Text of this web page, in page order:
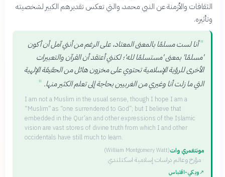
الثقافات والأزمنة عن النبي محمد، والتي تعكس تقديرهم الكبير لشخصيته
وتأثيره.
" أنا لست مسلمًا بالمعنى المعتاد، على الرغم من أنني آمل أن أكون
'مسلمًا' بمعنى 'مستسلمًا لله'؛ لكنني أعتقد أن القرآن والتعبيرات
الأخرى للرؤية الإسلامية تحتوي على مخزون هائل من الحقيقة الإلهية
التي ما زلت أنا وغيري من الغربيين بحاجة إلى تعلم الكثير منها. "
I am not a Muslim in the usual sense, though I hope I am a
“Muslim” as “one surrendered to God”; but I believe that
embedded in the Qur’an and other expressions of the Islamic
vision are vast stores of divine truth from which I and other
occidentals have still much to learn.
مونتغمري وات
(William Montgomery Watt)
· مؤرخ وعالم دراسات إسلامية اسكتلندي
↗ويكي‑اقتباس